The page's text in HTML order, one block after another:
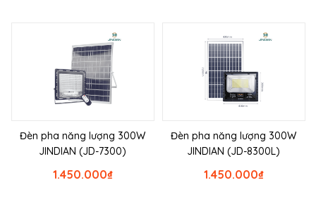
Đèn pha năng lượng 300W
JINDIAN (JD-7300)
₫
1.450.000
Đèn pha năng lượng 300W
JINDIAN (JD-8300L)
₫
1.450.000